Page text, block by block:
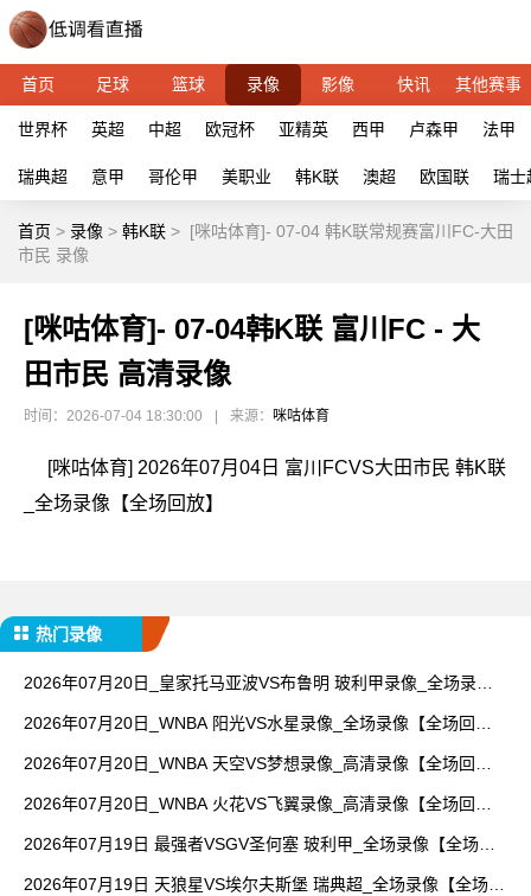
首页 足球 篮球 录像 影像 快讯 其他赛事
世界杯 英超 中超 欧冠杯 亚精英 西甲 卢森甲 法甲
瑞典超 意甲 哥伦甲 美职业 韩K联 澳超 欧国联 瑞士
首页 > 录像 > 韩K联 > [咪咕体育]- 07-04 韩K联常规赛富川FC-大田
市民 录像
[咪咕体育]- 07-04韩K联 富川FC - 大
田市民 高清录像
时间：2026-07-04 18:30:00 来源： 咪咕体育
[咪咕体育] 2026年07月04日 富川FCVS大田市民 韩K联
_全场录像【全场回放】
热门录像
2026年07月20日_皇家托马亚波VS布鲁明 玻利甲录像_全场录像
2026年07月20日_WNBA 阳光VS水星录像_全场录像【全场回
2026年07月20日_WNBA 天空VS梦想录像_高清录像【全场回
2026年07月20日_WNBA 火花VS飞翼录像_高清录像【全场回
2026年07月19日 最强者VSGV圣何塞 玻利甲_全场录像【全场回
2026年07月19日 天狼星VS埃尔夫斯堡 瑞典超_全场录像【全场回